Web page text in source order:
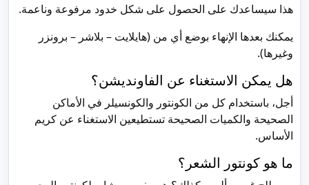
هذا سيساعدك على الحصول على شكل خدود مرفوعة وناعمة.
يمكنك بعدها الإنهاء بوضع أي من (هايلايت – بلاشر – برونزر
وغيرها).
هل يمكن الاستغناء عن الفاونديشن؟
أجل، باستخدام كل من الكونتور والكونسيلر في الأماكن
الصحيحة والكميات الصحيحة تستطيعين الاستغناء عن كريم
الأساس.
ما هو كونتور الشعر؟